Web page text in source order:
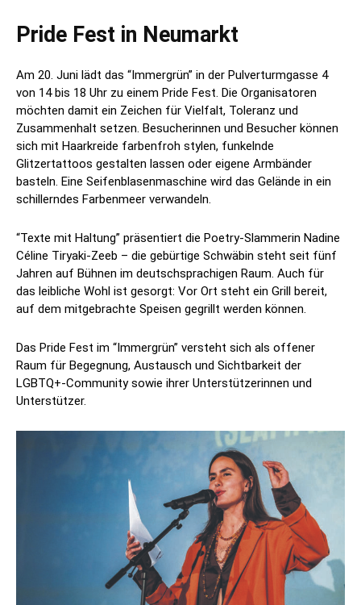
Pride Fest in Neumarkt
Am 20. Juni lädt das “Immergrün” in der Pulverturmgasse 4
von 14 bis 18 Uhr zu einem Pride Fest. Die Organisatoren
möchten damit ein Zeichen für Vielfalt, Toleranz und
Zusammenhalt setzen. Besucherinnen und Besucher können
sich mit Haarkreide farbenfroh stylen, funkelnde
Glitzertattoos gestalten lassen oder eigene Armbänder
basteln. Eine Seifenblasenmaschine wird das Gelände in ein
schillerndes Farbenmeer verwandeln.
“Texte mit Haltung” präsentiert die Poetry-Slammerin Nadine
Céline Tiryaki-Zeeb – die gebürtige Schwäbin steht seit fünf
Jahren auf Bühnen im deutschsprachigen Raum. Auch für
das leibliche Wohl ist gesorgt: Vor Ort steht ein Grill bereit,
auf dem mitgebrachte Speisen gegrillt werden können.
Das Pride Fest im “Immergrün” versteht sich als offener
Raum für Begegnung, Austausch und Sichtbarkeit der
LGBTQ+-Community sowie ihrer Unterstützerinnen und
Unterstützer.